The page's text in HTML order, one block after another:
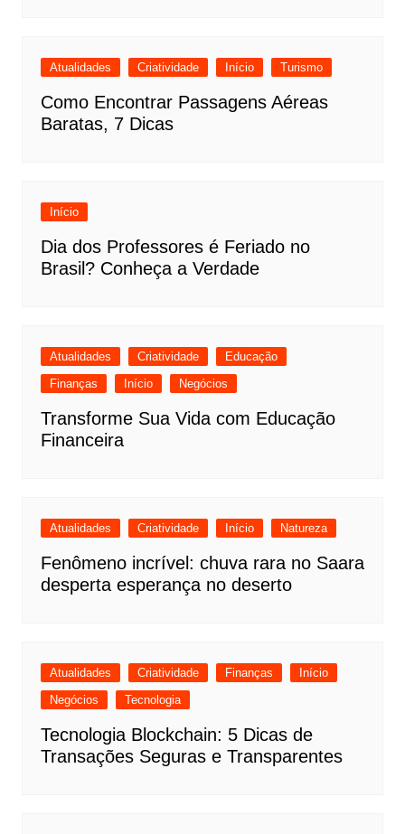
Atualidades Criatividade Início Turismo
Como Encontrar Passagens Aéreas
Baratas, 7 Dicas
Início
Dia dos Professores é Feriado no
Brasil? Conheça a Verdade
Atualidades Criatividade
Educação
Finanças
Início Negócios
Transforme Sua Vida com Educação
Financeira
Atualidades Criatividade Início Natureza
Fenômeno incrível: chuva rara no Saara
desperta esperança no deserto
Atualidades Criatividade Finanças
Início
Negócios
Tecnologia
Tecnologia Blockchain: 5 Dicas de
Transações Seguras e Transparentes